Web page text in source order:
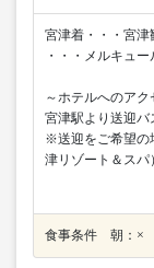
宮津着・・・宮津
・・・メルキュ
～ホテルへのアク
宮津駅より送迎バ
※送迎をご希望の
津リゾート＆スパ
食事条件 朝：